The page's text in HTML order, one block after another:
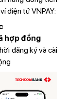
điện tử VNPAY:
hợp đồng
đăng ký và cài